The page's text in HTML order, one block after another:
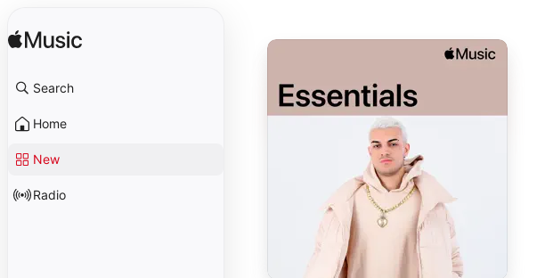
Search
Home
New
Radio